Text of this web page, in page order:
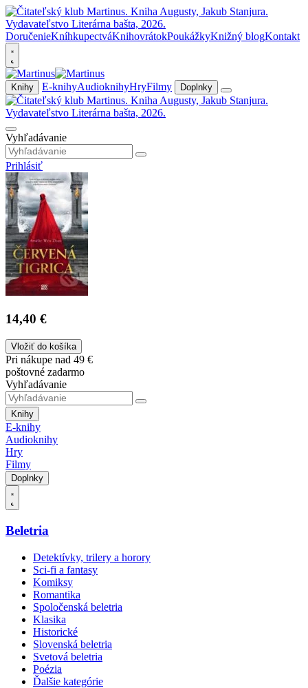
DoručenieKníhkupectváKnihovrátokPoukážkyKnižný blogKontakt
Knihy E-knihyAudioknihyHryFilmy Doplnky
Vyhľadávanie
Prihlásiť
14,40 €
Vložiť do košíka
Pri nákupe nad 49 €
poštovné zadarmo
Vyhľadávanie
Knihy
E-knihy
Audioknihy
Hry
Filmy
Doplnky
Beletria
Detektívky, trilery a horory
Sci-fi a fantasy
Komiksy
Romantika
Spoločenská beletria
Klasika
Historické
Slovenská beletria
Svetová beletria
Poézia
Ďalšie kategórie